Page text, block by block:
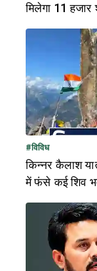
मिलेगा 11 हजार
#विविध
किन्नर कैलाश
में फंसे कई शिव